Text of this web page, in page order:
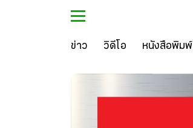
ข่าว วิดีโอ หนังสือพิมพ์